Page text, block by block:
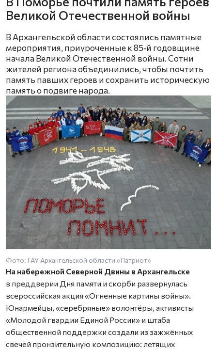
Великой Отечественной войны
В Архангельской области состоялись памятные
мероприятия, приуроченные к 85‑й годовщине
начала Великой Отечественной войны. Сотни
жителей региона объединились, чтобы почтить
память павших героев и сохранить историческую
память о подвиге народа.
Фото: ГАУ Архангельской области «Патриот»
На набережной Северной Двины в Архангельске
в преддверии Дня памяти и скорби развернулась
всероссийская акция «Огненные картины войны».
Юнармейцы, «серебряные» волонтёры, активисты
«Молодой гвардии Единой России» и штаба
общественной поддержки создали из зажжённых
свечей пронзительную композицию: летящих